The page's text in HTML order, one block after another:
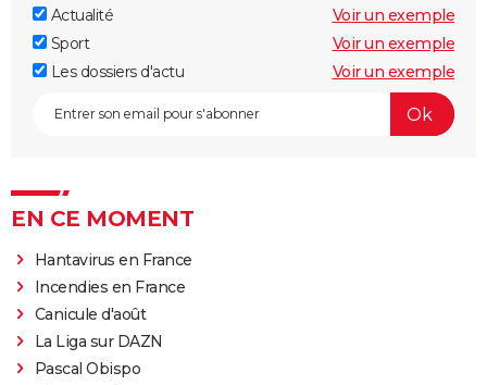
Actualité
Voir un exemple
Sport
Voir un exemple
Les dossiers d'actu
Voir un exemple
EN CE MOMENT
Hantavirus en France
Incendies en France
Canicule d'août
La Liga sur DAZN
Pascal Obispo